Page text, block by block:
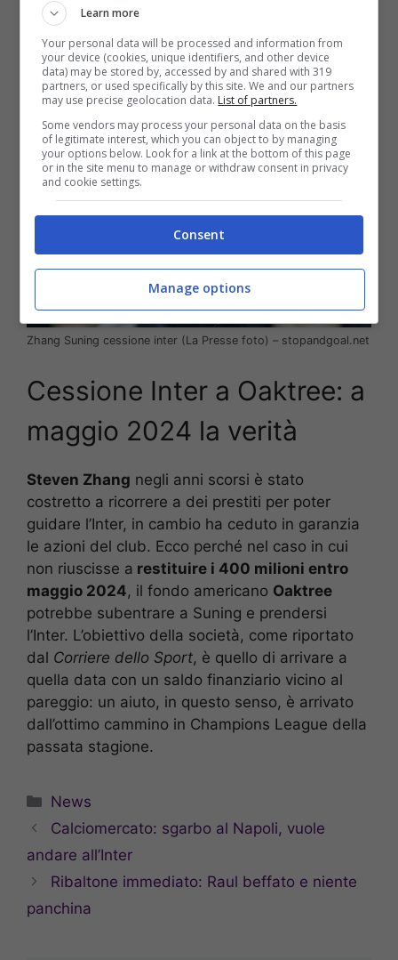
restituire i soldi, il fondo americano potrebbe
entrare in azione prendendosi la società
nerazzurra.
Zhang Suning cessione inter (La Presse foto) – stopandgoal.net
Cessione Inter a Oaktree: a
maggio 2024 la verità
Steven Zhang negli anni scorsi è stato
costretto a ricorrere a dei prestiti per poter
guidare l’Inter, in cambio ha ceduto in garanzia
le azioni del club. Ecco perché nel caso in cui
non riuscisse a restituire i 400 milioni entro
maggio 2024, il fondo americano Oaktree
potrebbe subentrare a Suning e prendersi
l’Inter. L’obiettivo della società, come riportato
dal Corriere dello Sport, è quello di arrivare a
quella data con un saldo finanziario vicino al
pareggio: un aiuto, in questo senso, è arrivato
dall’ottimo cammino in Champions League della
passata stagione.
Categorie
News
Calciomercato: sgarbo al Napoli, vuole
andare all’Inter
Ribaltone immediato: Raul beffato e niente
panchina
Learn more
Your personal data will be processed and information from
your device (cookies, unique identifiers, and other device
data) may be stored by, accessed by and shared with 319
partners, or used specifically by this site. We and our partners
may use precise geolocation data. List of partners.
Some vendors may process your personal data on the basis
of legitimate interest, which you can object to by managing
your options below. Look for a link at the bottom of this page
or in the site menu to manage or withdraw consent in privacy
and cookie settings.
Consent
Manage options